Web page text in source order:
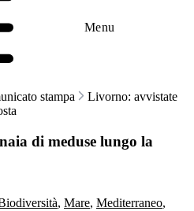
Menu
stampa
Livorno: avvistate
di meduse lungo la
, Mare, Mediterraneo,